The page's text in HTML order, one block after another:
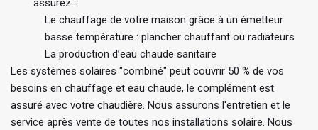
assurez :
Le chauffage de votre maison grâce à un émetteur
basse température : plancher chauffant ou radiateurs
La production d’eau chaude sanitaire
Les systèmes solaires "combiné" peut couvrir 50 % de vos
besoins en chauffage et eau chaude, le complément est
assuré avec votre chaudière. Nous assurons l'entretien et le
service après vente de toutes nos installations solaire. Nous